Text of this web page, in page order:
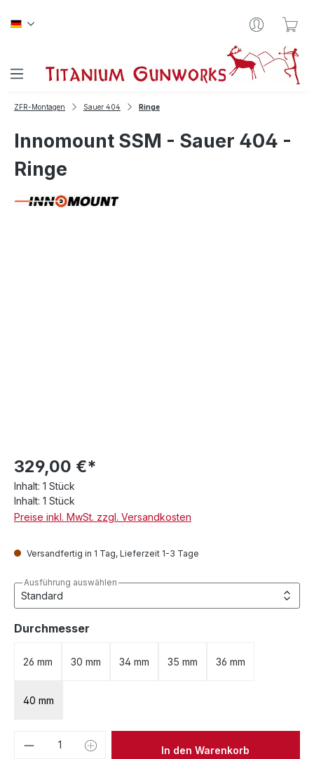
ZFR-Montagen Sauer 404 Ringe
Innomount SSM - Sauer 404 -
Ringe
329,00 €*
Inhalt: 1 Stück
Inhalt: 1 Stück
Preise inkl. MwSt. zzgl. Versandkosten
Versandfertig in 1 Tag, Lieferzeit 1-3 Tage
Ausführung auswählen
Durchmesser
26 mm 30 mm 34 mm 35 mm 36 mm
40 mm
Produkt Anzahl: Gib denIn den Warenkorb